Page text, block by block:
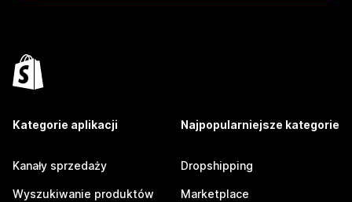
Kategorie aplikacji
Kanały sprzedaży
Wyszukiwanie produktów
Najpopularniejsze kategorie
Dropshipping
Marketplace